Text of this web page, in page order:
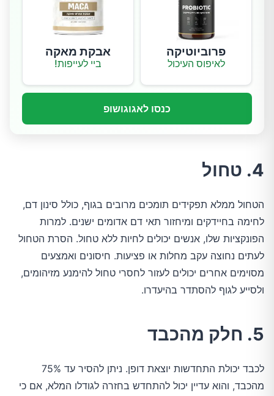
פרוביוטיקה
לאיפוס העיכול
אבקת מאקה
ביי לעייפות!
כנסו לאגוגושופ
4. טחול
הטחול ממלא תפקידים תומכים מרובים בגוף, כולל סינון דם,
לחימה בחיידקים ומיחזור תאי דם אדומים ישנים. למרות
הפונקציות שלו, אנשים יכולים לחיות ללא טחול. הסרת הטחול
לעתים נחוצה עקב מחלות או פציעות. חיסונים ואמצעים
מסוימים אחרים יכולים לעזור לחסרי טחול להימנע מזיהומים,
ולסייע לגוף להסתדר בהיעדרו.
5. חלק מהכבד
לכבד יכולת התחדשות יוצאת דופן. ניתן להסיר עד 75%
מהכבד, והוא עדיין יכול להתחדש בחזרה לגודלו המלא, אם כי